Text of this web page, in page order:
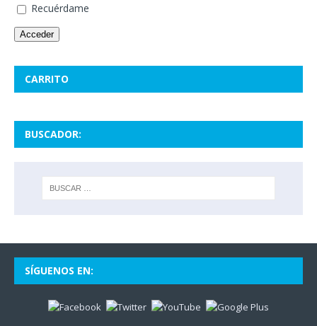
Recuérdame
Acceder
CARRITO
BUSCADOR:
SÍGUENOS EN: